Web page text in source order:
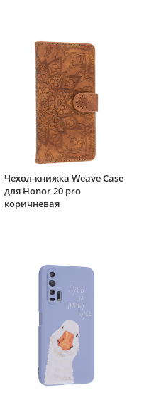
Чехол-книжка Weave Case
для Honor 20 pro
коричневая